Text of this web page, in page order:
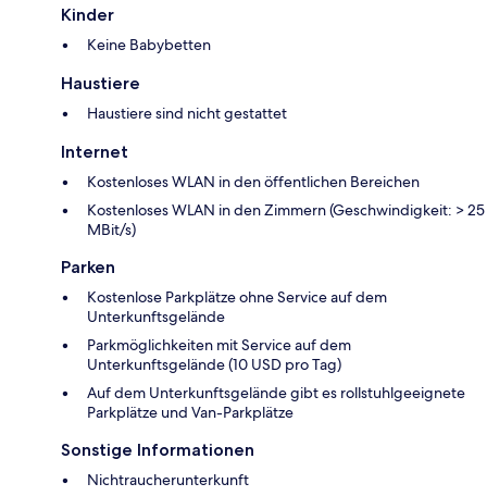
Kinder
Keine Babybetten
Haustiere
Haustiere sind nicht gestattet
Internet
Kostenloses WLAN in den öffentlichen Bereichen
Kostenloses WLAN in den Zimmern (Geschwindigkeit: > 25
MBit/s)
Parken
Kostenlose Parkplätze ohne Service auf dem
Unterkunftsgelände
Parkmöglichkeiten mit Service auf dem
Unterkunftsgelände (10 USD pro Tag)
Auf dem Unterkunftsgelände gibt es rollstuhlgeeignete
Parkplätze und Van-Parkplätze
Sonstige Informationen
Nichtraucherunterkunft